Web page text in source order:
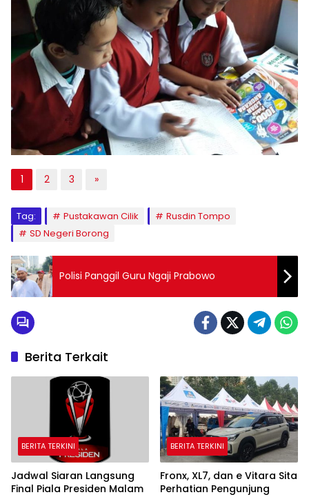
1 2 3 »
Tag: Pustakawan Cilik
Rusdin Tompo
SD Negeri Borong
Polisi Panggil Guru Ngaji Prabowo
Berita Terkait
BERITA TERKINI
Jadwal Siaran Langsung
Final Piala Presiden Malam
BERITA TERKINI
Fronx, XL7, dan e Vitara Sita
Perhatian Pengunjung